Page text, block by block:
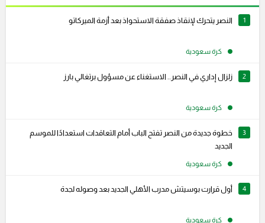
1 النصر يتحرك لإنقاذ صفقة الاستحواذ بعد أزمة الميركاتو
كرة سعودية
2 زلزال إداري في النصر.. الاستغناء عن مسؤول برتغالي بارز
كرة سعودية
3
خطوة جديدة من النصر تفتح الباب أمام التعاقدات استعدادًا للموسم
الجديد
كرة سعودية
4 أول قرارت بوسيتش مدرب الأهلي الجديد بعد وصوله لجدة
كرة سعودية